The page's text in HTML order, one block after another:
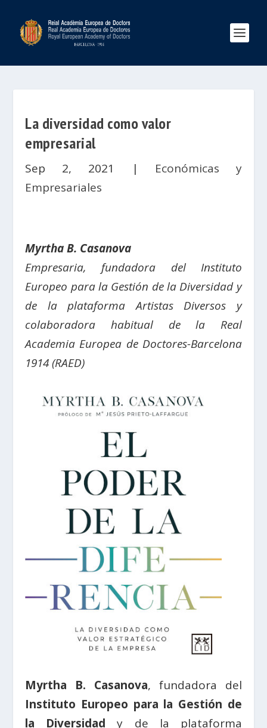
La diversidad como valor
empresarial
Sep 2, 2021 | Económicas y
Empresariales
Myrtha B. Casanova
Empresaria, fundadora del Instituto
Europeo para la Gestión de la Diversidad y
de la plataforma Artistas Diversos y
colaboradora habitual de la Real
Academia Europea de Doctores-Barcelona
1914 (RAED)
Myrtha B. Casanova, fundadora del
Instituto Europeo para la Gestión de
la Diversidad y de la plataforma